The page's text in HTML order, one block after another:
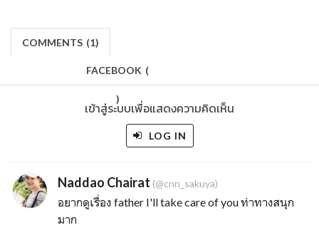
COMMENTS (1)
FACEBOOK (
)
เข้าสู่ระบบเพื่อแสดงความคิดเห็น
LOG IN
Naddao Chairat (@cnn_sakuya)
อยากดูเรื่อง father I'll take care of you ท่าทางสนุก
มาก